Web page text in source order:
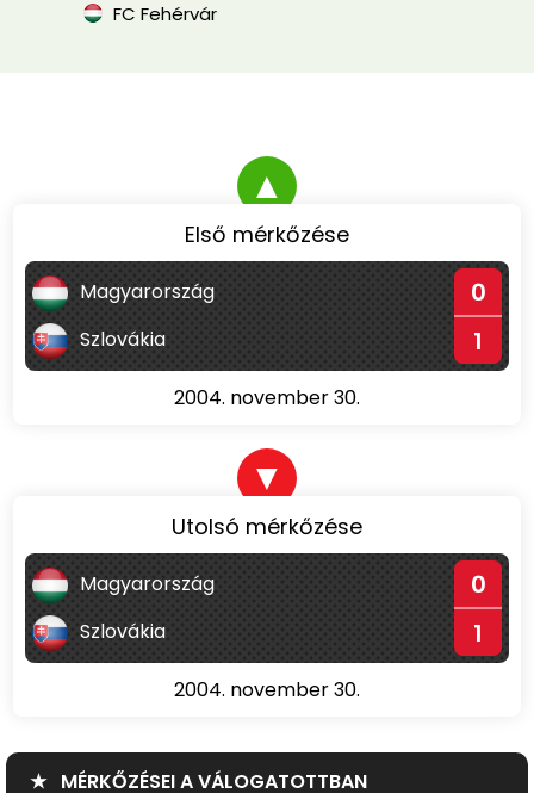
FC Fehérvár
▲
Első mérkőzése
Magyarország 0
Szlovákia 1
2004. november 30.
▼
Utolsó mérkőzése
Magyarország 0
Szlovákia 1
2004. november 30.
★ MÉRKŐZÉSEI A VÁLOGATOTTBAN